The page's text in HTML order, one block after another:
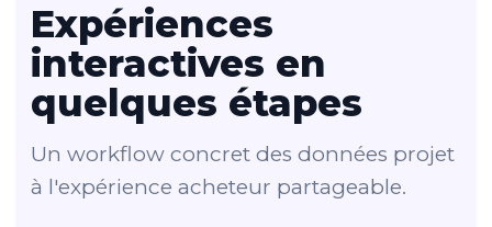
Expériences
interactives en
quelques étapes
Un workflow concret des données projet
à l'expérience acheteur partageable.